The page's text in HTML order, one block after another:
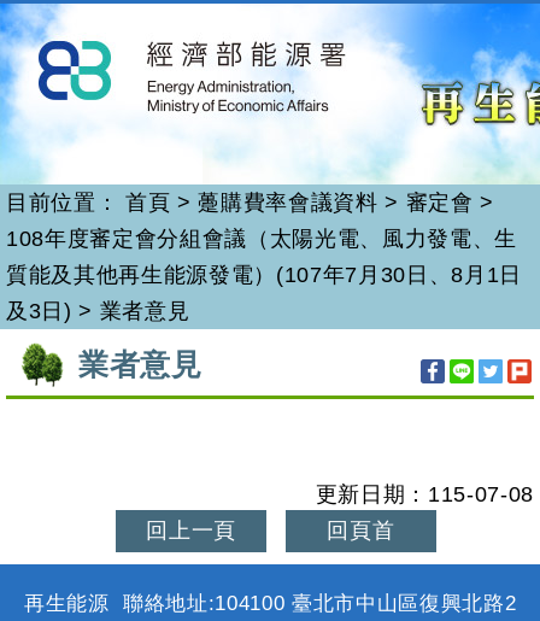
跳
到
主
要
內
再生能源
目前位置： 首頁 > 躉購費率會議資料 > 審定會 >
108年度審定會分組會議（太陽光電、風力發電、生
質能及其他再生能源發電）(107年7月30日、8月1日
及3日) > 業者意見
業者意見
更新日期：115-07-08
回上一頁
回頁首
再生能源 聯絡地址:104100 臺北市中山區復興北路2